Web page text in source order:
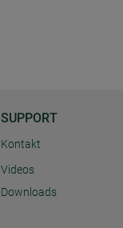
SUPPORT
Kontakt
Videos
Downloads